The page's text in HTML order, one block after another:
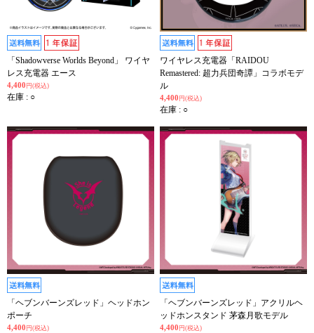
「Shadowverse Worlds Beyond」 ワイヤ
レス充電器 エース
4,400 円(税込)
在庫 : ○
ワイヤレス充電器「RAIDOU
Remastered: 超力兵団奇譚」コラボモデ
ル
4,400 円(税込)
在庫 : ○
「ヘブンバーンズレッド」ヘッドホン
ポーチ
4,400 円(税込)
「ヘブンバーンズレッド」アクリルヘ
ッドホンスタンド 茅森月歌モデル
4,400 円(税込)